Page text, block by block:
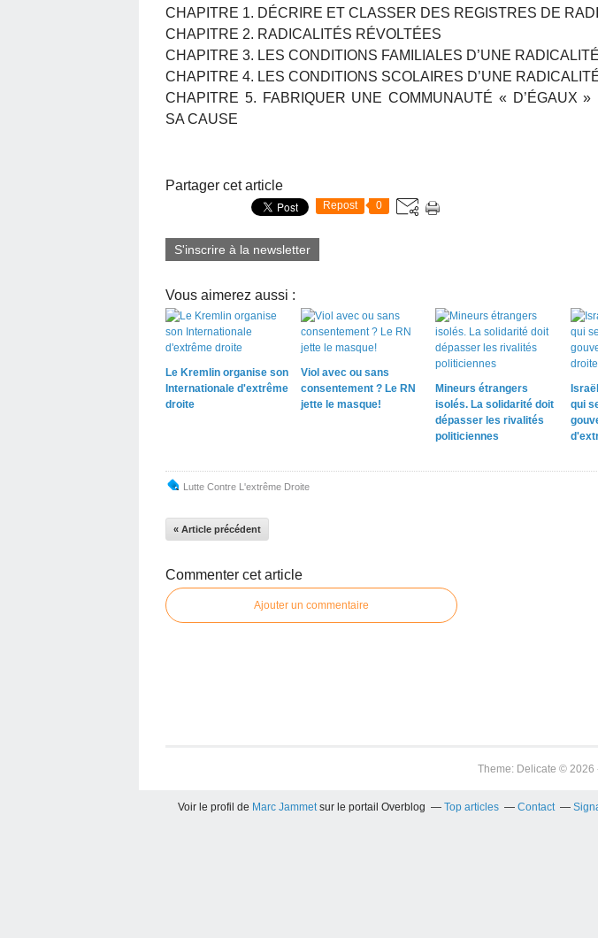
CHAPITRE 1. DÉCRIRE ET CLASSER DES REGISTRES DE
CHAPITRE 2. RADICALITÉS RÉVOLTÉES
CHAPITRE 3. LES CONDITIONS FAMILIALES D’UNE
CHAPITRE 4. LES CONDITIONS SCOLAIRES D’UNE
CHAPITRE 5. FABRIQUER UNE COMMUNAUTÉ « D’ÉGAUX »
SA CAUSE
Partager cet article
Repost 0
S'inscrire à la newsletter
Vous aimerez aussi :
Le Kremlin organise son
Internationale d'extrême
droite
Viol avec ou sans
consentement ? Le RN
jette le masque!
Mineurs étrangers
isolés. La solidarité doit
dépasser les rivalités
politiciennes
qui
Lutte Contre L'extrême Droite
« Article précédent
Commenter cet article
Ajouter un commentaire
Theme: Delicate © 2026
Voir le profil de Marc Jammetsur le portail Overblog Top articles Contact